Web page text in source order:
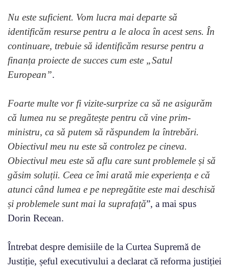
Nu este suficient. Vom lucra mai departe să
identificăm resurse pentru a le aloca în acest sens. În
continuare, trebuie să identificăm resurse pentru a
finanța proiecte de succes cum este „Satul
European”.
Foarte multe vor fi vizite-surprize ca să ne asigurăm
că lumea nu se pregătește pentru că vine prim-
ministru, ca să putem să răspundem la întrebări.
Obiectivul meu nu este să controlez pe cineva.
Obiectivul meu este să aflu care sunt problemele și să
găsim soluții. Ceea ce îmi arată mie experiența e că
atunci când lumea e pe nepregătite este mai deschisă
și problemele sunt mai la suprafață”, a mai spus
Dorin Recean.
Întrebat despre demisiile de la Curtea Supremă de
Justiție, șeful executivului a declarat că reforma justiției